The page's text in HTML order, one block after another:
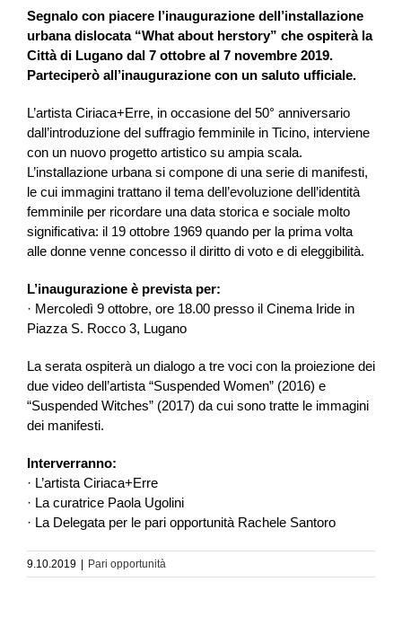
Segnalo con piacere l’inaugurazione dell’installazione
urbana dislocata “What about herstory” che ospiterà la
Città di Lugano dal 7 ottobre al 7 novembre 2019.
Parteciperò all’inaugurazione con un saluto ufficiale.
L’artista Ciriaca+Erre, in occasione del 50° anniversario
dall’introduzione del suffragio femminile in Ticino, interviene
con un nuovo progetto artistico su ampia scala.
L’installazione urbana si compone di una serie di manifesti,
le cui immagini trattano il tema dell’evoluzione dell’identità
femminile per ricordare una data storica e sociale molto
significativa: il 19 ottobre 1969 quando per la prima volta
alle donne venne concesso il diritto di voto e di eleggibilità.
L’inaugurazione è prevista per:
· Mercoledì 9 ottobre, ore 18.00 presso il Cinema Iride in
Piazza S. Rocco 3, Lugano
La serata ospiterà un dialogo a tre voci con la proiezione dei
due video dell’artista “Suspended Women” (2016) e
“Suspended Witches” (2017) da cui sono tratte le immagini
dei manifesti.
Interverranno:
· L’artista Ciriaca+Erre
· La curatrice Paola Ugolini
· La Delegata per le pari opportunità Rachele Santoro
9.10.2019 | Pari opportunità